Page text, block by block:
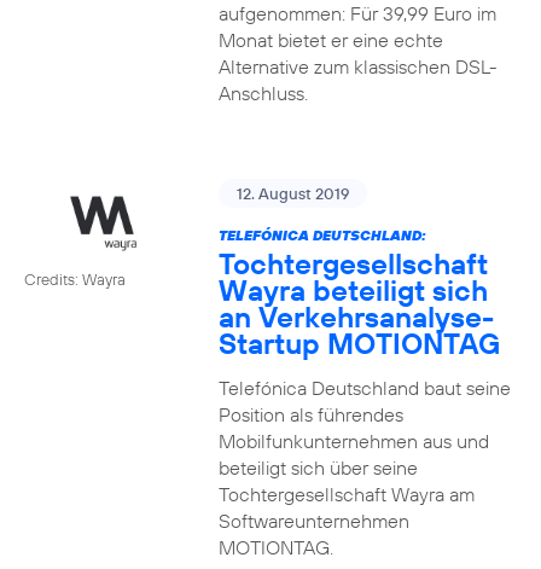
aufgenommen: Für 39,99 Euro im
Monat bietet er eine echte
Alternative zum klassischen DSL-
Anschluss.
Credits: Wayra
12. August 2019
TELEFÓNICA DEUTSCHLAND:
Tochtergesellschaft
Wayra beteiligt sich
an Verkehrsanalyse-
Startup MOTIONTAG
Telefónica Deutschland baut seine
Position als führendes
Mobilfunkunternehmen aus und
beteiligt sich über seine
Tochtergesellschaft Wayra am
Softwareunternehmen
MOTIONTAG.